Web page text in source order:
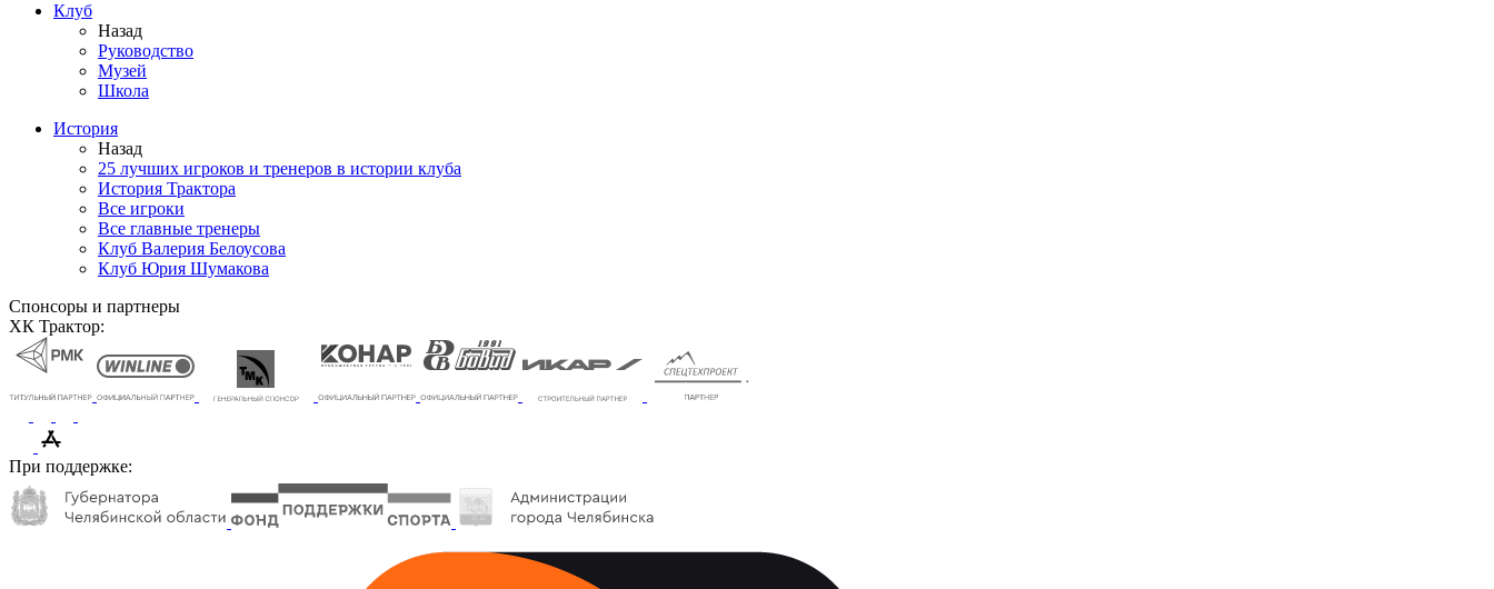
Клуб
Назад
Руководство
Музей
Школа
История
Назад
25 лучших игроков и тренеров в истории клуба
История Трактора
Все игроки
Все главные тренеры
Клуб Валерия Белоусова
Клуб Юрия Шумакова
Спонсоры и партнеры
ХК Трактор:
При поддержке: